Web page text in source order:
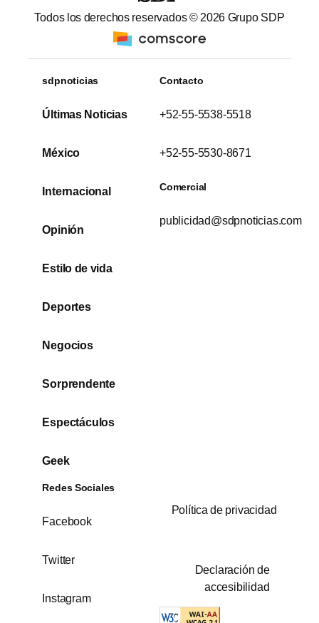
Todos los derechos reservados © 2026 Grupo SDP
sdpnoticias
Últimas Noticias
México
Internacional
Opinión
Estilo de vida
Deportes
Negocios
Sorprendente
Espectáculos
Geek
Contacto
+52-55-5538-5518
+52-55-5530-8671
Comercial
publicidad@sdpnoticias.com
Redes Sociales
Facebook
Twitter
Instagram
Política de privacidad
Declaración de
accesibilidad